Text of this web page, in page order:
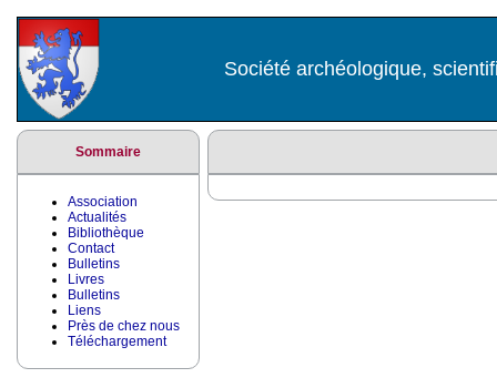
Société archéologique,
Sommaire
Association
Actualités
Bibliothèque
Contact
Bulletins
Livres
Bulletins
Liens
Près de chez nous
Téléchargement